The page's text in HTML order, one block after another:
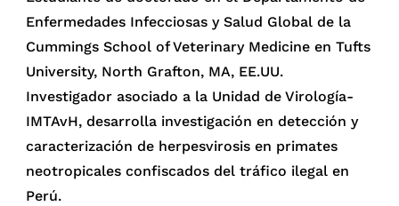
Enfermedades Infecciosas y Salud Global de la
Cummings School of Veterinary Medicine en Tufts
University, North Grafton, MA, EE.UU.
Investigador asociado a la Unidad de Virología-
IMTAvH, desarrolla investigación en detección y
caracterización de herpesvirosis en primates
neotropicales confiscados del tráfico ilegal en
Perú.